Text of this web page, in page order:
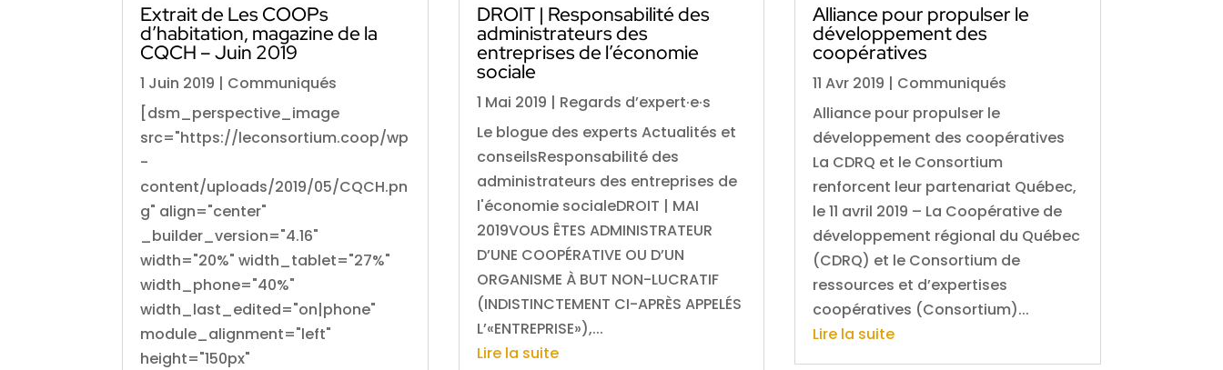
Extrait de Les COOPs
d’habitation, magazine de la
CQCH – Juin 2019
1 Juin 2019 | Communiqués
[dsm_perspective_image
src="https://leconsortium.coop/wp
-
content/uploads/2019/05/CQCH.pn
g" align="center"
_builder_version="4.16"
width="20%" width_tablet="27%"
width_phone="40%"
width_last_edited="on|phone"
module_alignment="left"
height="150px"
DROIT | Responsabilité des
administrateurs des
entreprises de l’économie
sociale
1 Mai 2019 | Regards d’expert·e·s
Le blogue des experts Actualités et
conseilsResponsabilité des
administrateurs des entreprises de
l'économie socialeDROIT | MAI
2019VOUS ÊTES ADMINISTRATEUR
D’UNE COOPÉRATIVE OU D’UN
ORGANISME À BUT NON-LUCRATIF
(INDISTINCTEMENT CI-APRÈS APPELÉS
L’«ENTREPRISE»),...
Lire la suite
Alliance pour propulser le
développement des
coopératives
11 Avr 2019 | Communiqués
Alliance pour propulser le
développement des coopératives
La CDRQ et le Consortium
renforcent leur partenariat Québec,
le 11 avril 2019 – La Coopérative de
développement régional du Québec
(CDRQ) et le Consortium de
ressources et d’expertises
coopératives (Consortium)...
Lire la suite